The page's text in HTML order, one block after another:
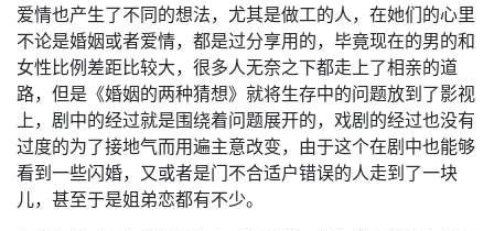
爱情也产生了不同的想法，尤其是做工的人，在她们的心里
不论是婚姻或者爱情，都是过分享用的，毕竟现在的男的和
女性比例差距比较大，很多人无奈之下都走上了相亲的道
路，但是《婚姻的两种猜想》就将生存中的问题放到了影视
上，剧中的经过就是围绕着问题展开的，戏剧的经过也没有
过度的为了接地气而用遍主意改变，由于这个在剧中也能够
看到一些闪婚，又或者是门不合适户错误的人走到了一块
儿，甚至于是姐弟恋都有不少。